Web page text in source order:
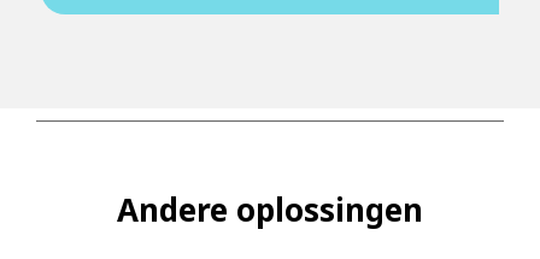
Andere oplossingen